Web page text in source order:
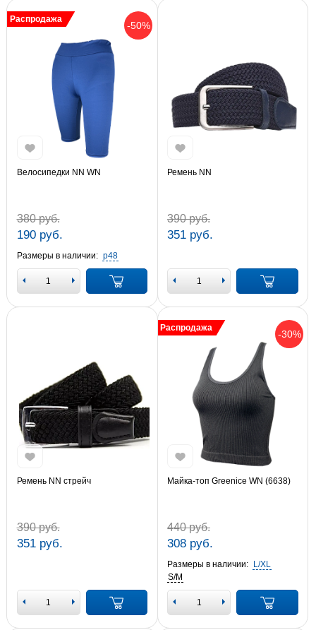
-50%
Распродажа
Велосипедки NN WN
380 руб.
190 руб.
Размеры в наличии: р48
Ремень NN
390 руб.
351 руб.
Ремень NN стрейч
390 руб.
351 руб.
-30%
Распродажа
Майка-топ Greenice WN (6638)
440 руб.
308 руб.
Размеры в наличии:
L/XL
S/M